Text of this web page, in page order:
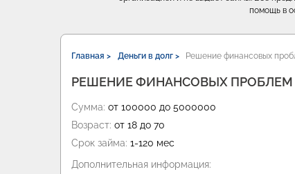
помощь в
Главная > Деньги в долг > Решение финансовых
РЕШЕНИЕ ФИНАНСОВЫХ ПРОБЛЕМ
Сумма: от 100000 до 5000000
Возраст: от 18 до 70
Срок займа: 1-120 мес
Дополнительная информация: